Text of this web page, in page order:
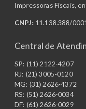
Impressoras Fiscais,
CNPJ: 11.138.388/
Central de
SP: (11) 2122-4207
RJ: (21) 3005-0120
MG: (31) 2626-4372
RS: (51) 2626-0034
DF: (61) 2626-0029